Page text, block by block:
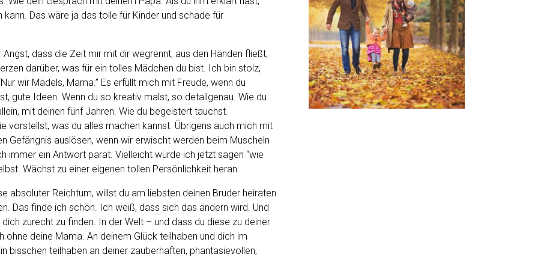
Das wäre ja das tolle für Kinder und schade für
dass die Zeit mir mit dir wegrennt, aus den Händen fließt,
darüber, was für ein tolles Mädchen du bist. Ich bin stolz,
wir Mädels, Mama.” Es erfüllt mich mit Freude, wenn du
gute Ideen. Wenn du so kreativ malst, so detailgenau. Wie du
mit deinen fünf Jahren. Wie du begeistert tauchst.
vorstellst, was du alles machen kannst. Übrigens auch mich mit
Gefängnis auslösen, wenn wir erwischt werden beim Muscheln
immer ein Antwort parat. Vielleicht würde ich jetzt sagen “wie
Wächst zu einer eigenen tollen Persönlichkeit heran.
absoluter Reichtum, willst du am liebsten deinen Bruder heiraten
Das finde ich schön. Ich weiß, dass sich das ändern wird. Und
zurecht zu finden. In der Welt – und dass du diese zu deiner
deine Mama. An deinem Glück teilhaben und dich im
bisschen teilhaben an deiner zauberhaften, phantasievollen,